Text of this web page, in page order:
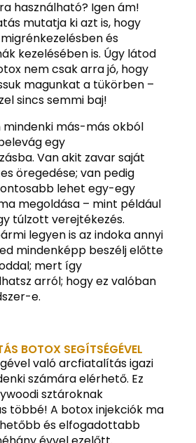
használható? Igen ám!
mutatja ki azt is, hogy
és
kezelésében is. Úgy látod
nem csak arra jó, hogy
magunkat a tükörben –
sincs semmi baj!
más-más okból
egy
Van akit zavar saját
öregedése; van pedig
lehet egy-egy
megoldása – mint például
túlzott verejtékezés.
legyen is az indoka annyi
mindenképp beszélj előtte
mert így
arról; hogy ez valóban
e.
BOTOX SEGÍTSÉGÉVEL
való arcfiatalítás igazi
számára elérhető. Ez
sztároknak
többé! A botox injekciók ma
és elfogadottabb